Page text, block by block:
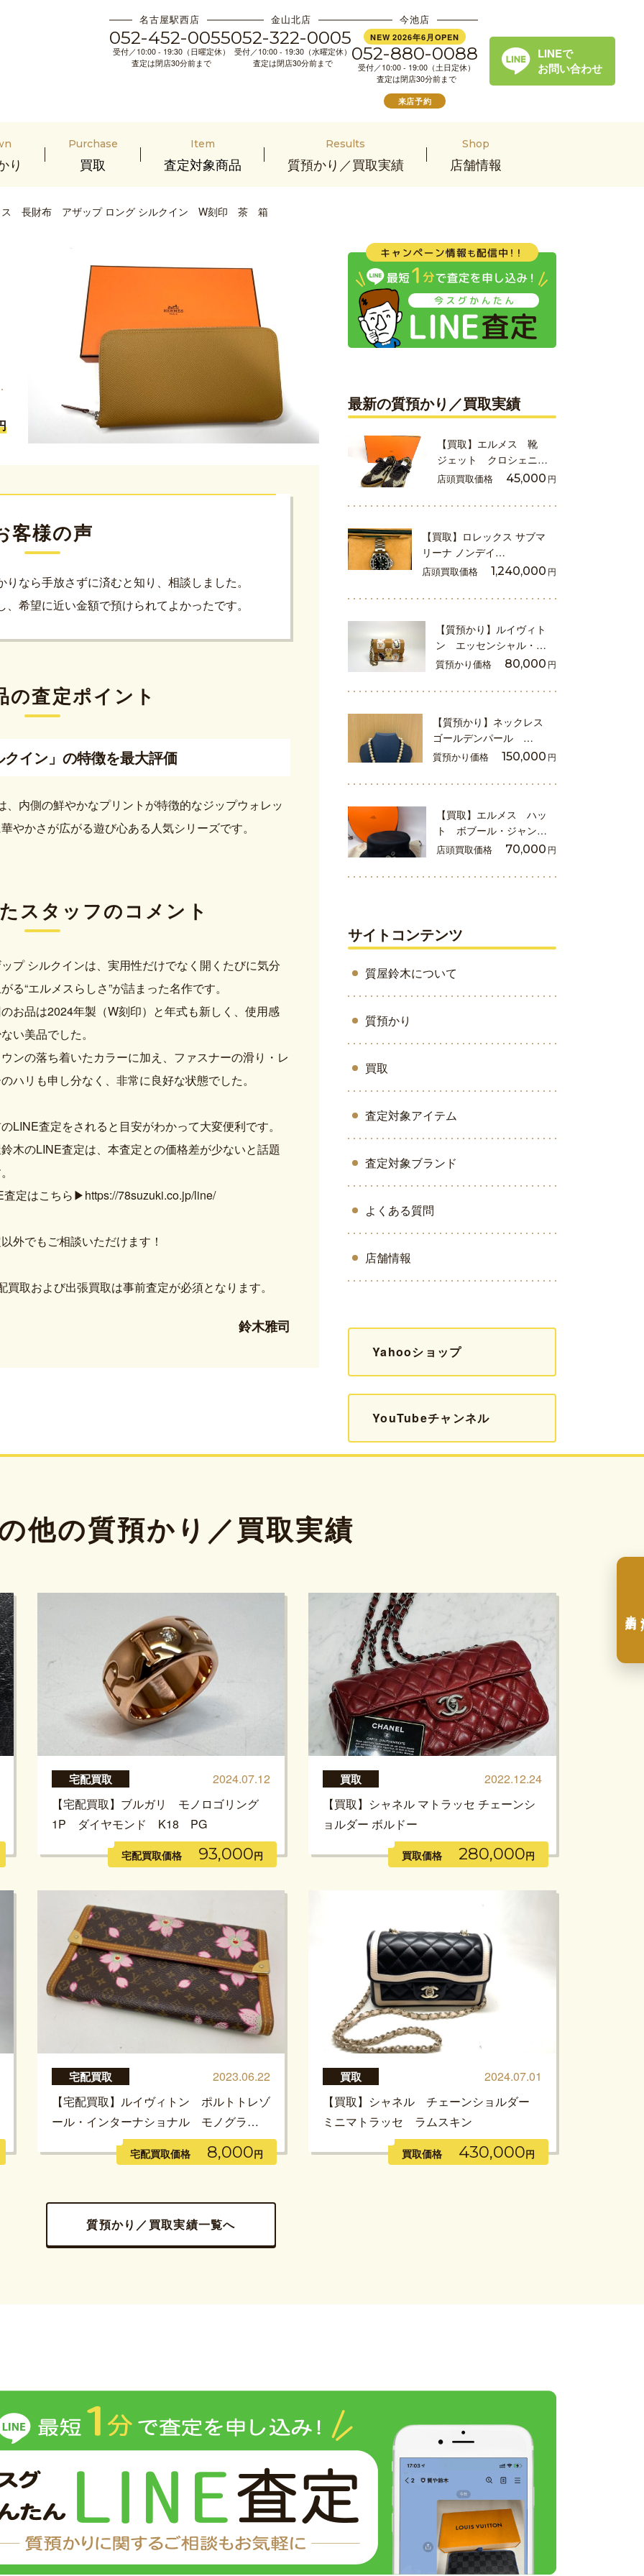
名古屋駅西店
052-452-0055
受付／10:00 - 19:30（日曜定休）
査定は閉店30分前まで
金山北店
052-322-0005
受付／10:00 - 19:30（水曜定休）
査定は閉店30分前まで
今池店
NEW 2026年6月OPEN
052-880-0088
受付／10:00 - 19:00（土日定休）
査定は閉店30分前まで
来店予約
LINEで
お問い合わせ
り
Purchase
買取
Item
査定対象商品
Results
質預かり／買取実績
Shop
店舗情報
ス 長財布 アザップ ロング シルクイン W刻印 茶 箱
客様の声
なら手放さずに済むと知り、相談しました。
希望に近い金額で預けられてよかったです。
の査定ポイント
イン」の特徴を最大評価
内側の鮮やかなプリントが特徴的なジップウォレッ
やかさが広がる遊び心ある人気シリーズです。
スタッフのコメント
プ シルクインは、実用性だけでなく開くたびに気分
る“エルメスらしさ”が詰まった名作です。
お品は2024年製（W刻印）と年式も新しく、使用感
い美品でした。
ンの落ち着いたカラーに加え、ファスナーの滑り・レ
ハリも申し分なく、非常に良好な状態でした。
LINE査定をされると目安がわかって大変便利です。
木のLINE査定は、本査定との価格差が少ないと話題
査定はこちら▶https://78suzuki.co.jp/line/
外でもご相談いただけます！
買取および出張買取は事前査定が必須となります。
鈴木雅司
最新の質預かり／買取実績
【買取】エルメス 靴
ジェット クロシェニ…
店頭買取価格 45,000 円
【買取】ロレックス サブマ
リーナ ノンデイ…
店頭買取価格 1,240,000 円
【質預かり】ルイヴィト
ン エッセンシャル・…
質預かり価格 80,000 円
【質預かり】ネックレス
ゴールデンパール …
質預かり価格 150,000 円
【買取】エルメス ハッ
ト ボブール・ジャン…
店頭買取価格 70,000 円
サイトコンテンツ
質屋鈴木について
質預かり
買取
査定対象アイテム
査定対象ブランド
よくある質問
店舗情報
Yahooショップ
YouTubeチャンネル
他の質預かり／買取実績
宅配買取
2024.07.12
【宅配買取】ブルガリ モノロゴリング
1P ダイヤモンド K18 PG
宅配買取価格 93,000円
買取
2022.12.24
【買取】シャネル マトラッセ チェーンシ
ョルダー ボルドー
買取価格 280,000円
宅配買取
2023.06.22
【宅配買取】ルイヴィトン ポルトトレゾ
ール・インターナショナル モノグラ…
宅配買取価格 8,000円
買取
2024.07.01
【買取】シャネル チェーンショルダー
ミニマトラッセ ラムスキン
買取価格 430,000円
質預かり／買取実績一覧へ